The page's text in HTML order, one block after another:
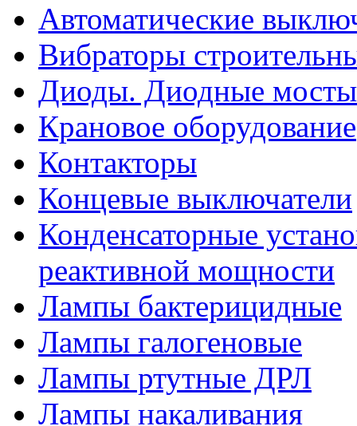
Автоматические
Вибраторы
Диоды. Диодные мосты
Крановое оборудование
Контакторы
Концевые выключатели
Конденсаторные
реактивной мощности
Лампы бактерицидные
Лампы галогеновые
Лампы ртутные ДРЛ
Лампы накаливания